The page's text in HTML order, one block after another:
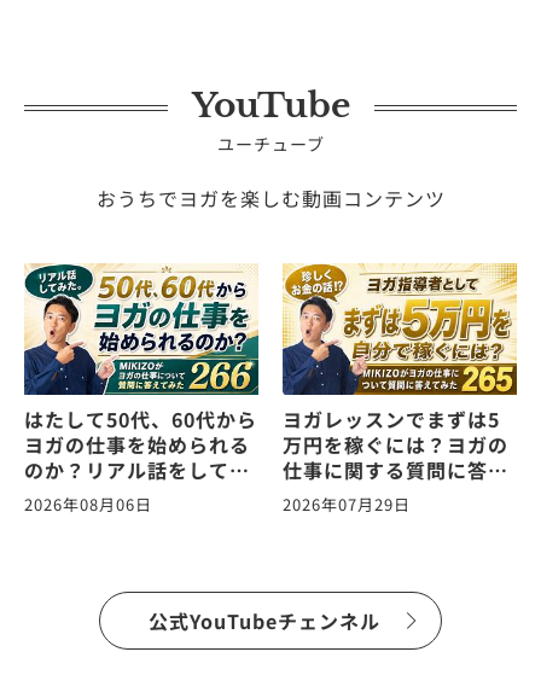
YouTube
ユーチューブ
おうちでヨガを楽しむ動画コンテンツ
はたして50代、60代から
ヨガの仕事を始められる
のか？リアル話をしてみ
た。ヨガの仕事に関する
質問に答えます！
2026年08月06日
ヨガレッスンでまずは5
万円を稼ぐには？ヨガの
仕事に関する質問に答え
ます！vol.265
2026年07月29日
公式YouTubeチェンネル